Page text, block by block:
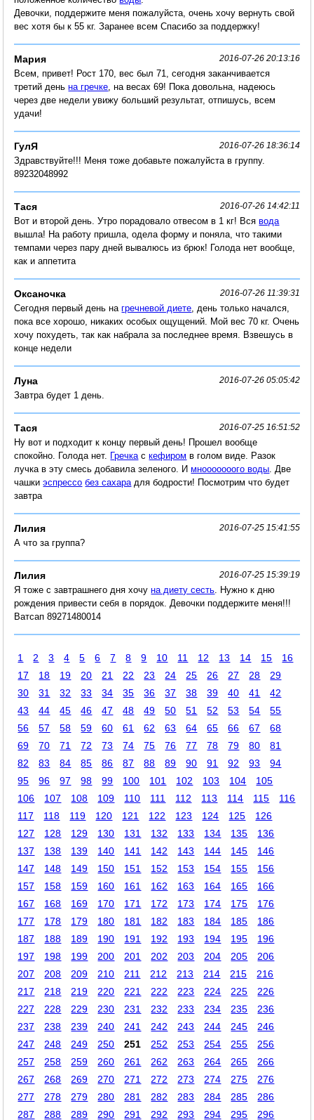
Девочки, поддержите меня пожалуйста, очень хочу вернуть свой
вес хотя бы к 55 кг. Заранее всем Спасибо за поддержку!
Мария 2016-07-26 20:13:16
Всем, привет! Рост 170, вес был 71, сегодня заканчивается
третий деньна гречке , на весах 69! Пока довольна, надеюсь
через две недели увижу больший результат, отпишусь, всем
удачи!
ГулЯ 2016-07-26 18:36:14
Здравствуйте!!! Меня тоже добавьте пожалуйста в группу.
89232048992
Тася 2016-07-26 14:42:11
Вот и второй день. Утро порадовало отвесом в 1 кг! Всявода
вышла! На работу пришла, одела форму и поняла, что такими
темпами через пару дней вывалюсь из брюк! Голода нет вообще,
как и аппетита
Оксаночка 2016-07-26 11:39:31
Сегодня первый день нагречневой диете , день только начался,
пока все хорошо, никаких особых ощущений. Мой вес 70 кг. Очень
хочу похудеть, так как набрала за последнее время. Взвешусь в
конце недели
Луна 2016-07-26 05:05:42
Завтра будет 1 день.
Тася 2016-07-25 16:51:52
Ну вот и подходит к концу первый день! Прошел вообще
спокойно. Голода нет. Гречка скефиром в голом виде. Разок
лучка в эту смесь добавила зеленого. Имнооооооого воды . Две
чашкиэспрессо без сахара для бодрости! Посмотрим что будет
завтра
Лилия 2016-07-25 15:41:55
А что за группа?
Лилия 2016-07-25 15:39:19
Я тоже с завтрашнего дня хочуна диету сесть . Нужно к дню
рождения привести себя в порядок. Девочки поддержите меня!!!
Ватсап 89271480014
1 2 3 4 5 6 7 8 9 10 11 12 13 14 15
16
17
18 19 20 21 22 23 24 25 26 27 28
29
30
31 32 33 34 35 36 37 38 39 40 41
42
43
44 45 46 47 48 49 50 51 52 53 54
55
56
57 58 59 60 61 62 63 64 65 66 67
68
69
70 71 72 73 74 75 76 77 78 79 80
81
82
83 84 85 86 87 88 89 90 91 92 93
94
95
96 97 98 99 100 101 102 103 104
105
106
107 108 109 110 111 112 113 114 115
116
117
118 119 120 121 122 123 124 125
126
127
128 129 130 131 132 133 134 135
136
137
138 139 140 141 142 143 144 145
146
147
148 149 150 151 152 153 154 155
156
157
158 159 160 161 162 163 164 165
166
167
168 169 170 171 172 173 174 175
176
177
178 179 180 181 182 183 184 185
186
187
188 189 190 191 192 193 194 195
196
197
198 199 200 201 202 203 204 205
206
207
208 209 210 211 212 213 214 215
216
217
218 219 220 221 222 223 224 225
226
227
228 229 230 231 232 233 234 235
236
237
238 239 240 241 242 243 244 245
246
247
248 249 250 251 252 253 254 255
256
257
258 259 260 261 262 263 264 265
266
267
268 269 270 271 272 273 274 275
276
277
278 279 280 281 282 283 284 285
286
287
288 289 290 291 292 293 294 295 296